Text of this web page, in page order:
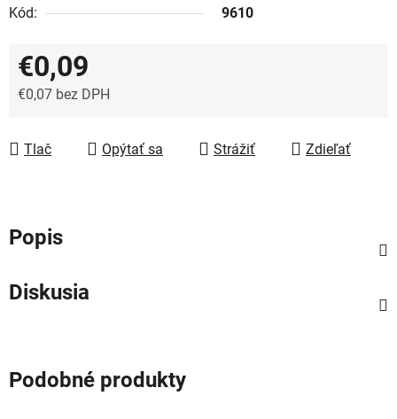
Kód:
9610
€0,09
€0,07 bez DPH
Tlač
Opýtať sa Strážiť Zdieľať
Popis
Diskusia
Podobné produkty